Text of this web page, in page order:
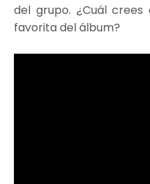
del grupo. ¿Cuál
favorita del álbum?